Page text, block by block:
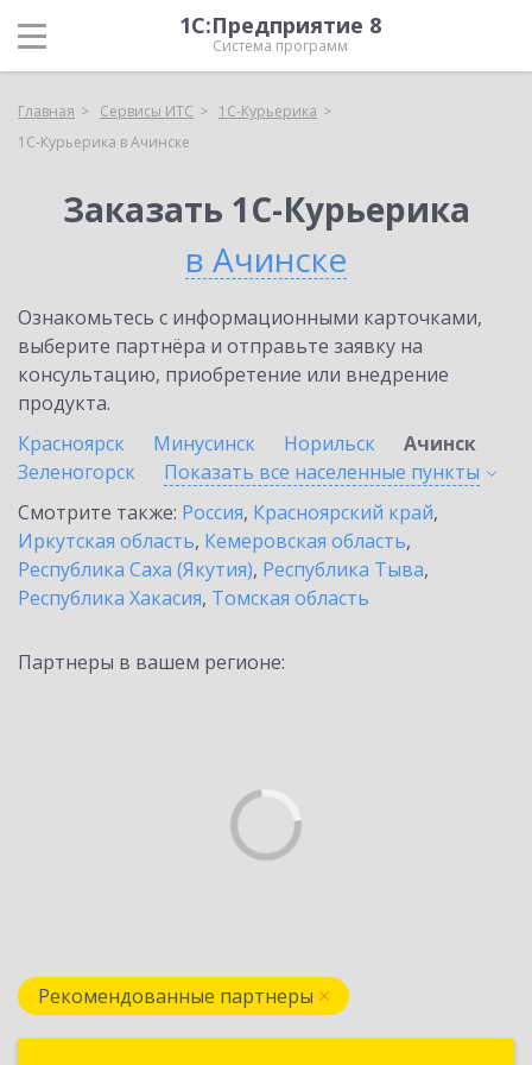
1С:Предприятие 8
Система программ
Главная Сервисы ИТС
1С-Курьерика
1С-Курьерика в Ачинске
Заказать 1С-Курьерика
в Ачинске
Ознакомьтесь с информационными карточками,
выберите партнёра и отправьте заявку на
консультацию, приобретение или внедрение
продукта.
Красноярск
Минусинск Норильск
Ачинск
Зеленогорск
Показать все населенные пункты
Смотрите также: Россия, Красноярский край,
Иркутская область, Кемеровская область,
Республика Саха (Якутия), Республика Тыва,
Республика Хакасия, Томская область
Партнеры в вашем регионе:
Рекомендованные партнеры